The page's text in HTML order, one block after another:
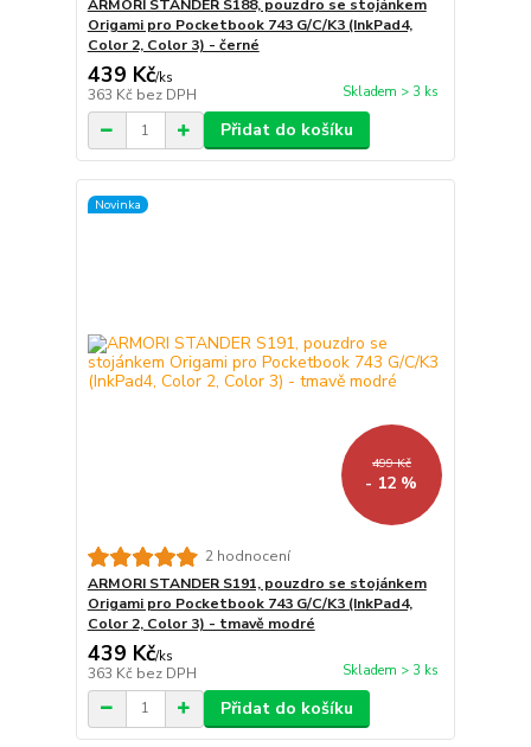
ARMORI STANDER S188, pouzdro se stojánkem
Origami pro Pocketbook 743 G/C/K3 (InkPad4,
Color 2, Color 3) - černé
439 Kč/ks
363 Kč bez DPH Skladem > 3 ks
Přidat do košíku
Novinka
499 Kč
- 12 %
2 hodnocení
ARMORI STANDER S191, pouzdro se stojánkem
Origami pro Pocketbook 743 G/C/K3 (InkPad4,
Color 2, Color 3) - tmavě modré
439 Kč/ks
363 Kč bez DPH Skladem > 3 ks
Přidat do košíku